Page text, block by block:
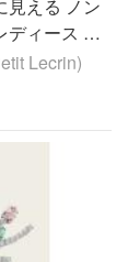
見える ノン
ディース 大
トピア 外
Lecrin)